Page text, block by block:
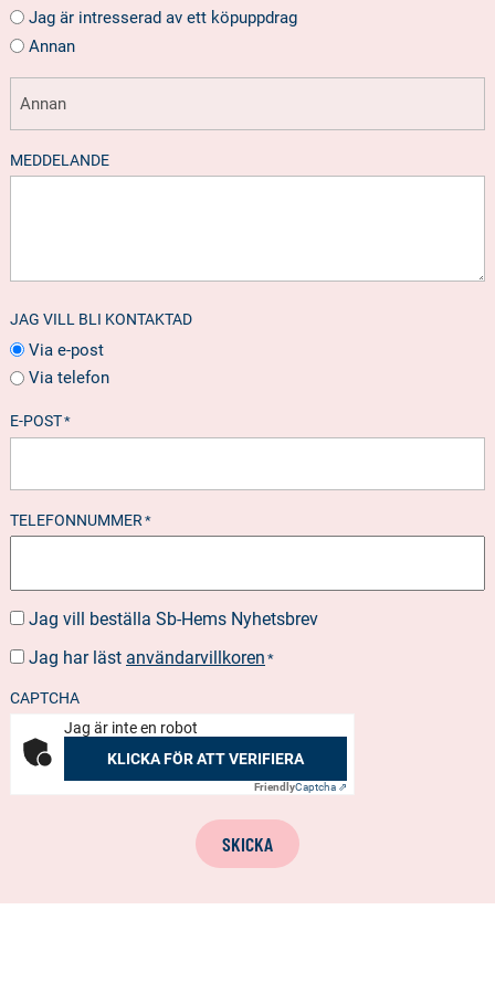
Jag är intresserad av ett köpuppdrag
Annan
MEDDELANDE
JAG VILL BLI KONTAKTAD
Via e-post
Via telefon
E-POST*
TELEFONNUMMER *
BESTÄLLA
Jag vill beställa Sb-Hems Nyhetsbrev
SUOSTUMUS *
Jag har läst användarvillkoren *
CAPTCHA
Jag är inte en robot
KLICKA FÖR ATT VERIFIERA
FriendlyCaptcha ⇗
SKICKA